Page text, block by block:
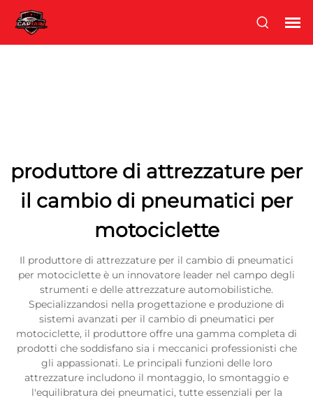
produttore di attrezzature per
il cambio di pneumatici per
motociclette
Il produttore di attrezzature per il cambio di pneumatici
per motociclette è un innovatore leader nel campo degli
strumenti e delle attrezzature automobilistiche.
Specializzandosi nella progettazione e produzione di
sistemi avanzati per il cambio di pneumatici per
motociclette, il produttore offre una gamma completa di
prodotti che soddisfano sia i meccanici professionisti che
gli appassionati. Le principali funzioni delle loro
attrezzature includono il montaggio, lo smontaggio e
l'equilibratura dei pneumatici, tutte essenziali per la